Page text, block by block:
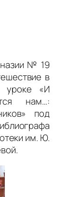
№ 19
в
уроке «И
нам…:
под
им. Ю.